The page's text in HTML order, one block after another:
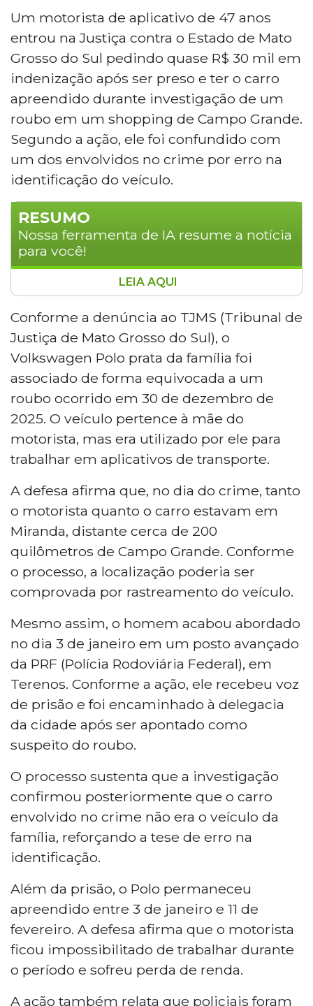
Um motorista de aplicativo de 47 anos
entrou na Justiça contra o Estado de Mato
Grosso do Sul pedindo quase R$ 30 mil em
indenização após ser preso e ter o carro
apreendido durante investigação de um
roubo em um shopping de Campo Grande.
Segundo a ação, ele foi confundido com
um dos envolvidos no crime por erro na
identificação do veículo.
RESUMO
Nossa ferramenta de IA resume a notícia
para você!
Motorista de aplicativo de 47 anos e sua
mãe processam o Estado de Mato Grosso
do Sul pedindo R$ 29.854,39 em
indenização após o veículo da família, um
Volkswagen Polo prata, ser confundido
com um carro roubado em Campo
Grande. O homem foi preso em Terenos
no dia 3 de janeiro e o automóvel ficou
apreendido até 11 de fevereiro,
impedindo-o de trabalhar. A defesa alega
que o carro estava em Miranda no dia do
crime.
LEIA AQUI
Conforme a denúncia ao TJMS (Tribunal de
Justiça de Mato Grosso do Sul), o
Volkswagen Polo prata da família foi
associado de forma equivocada a um
roubo ocorrido em 30 de dezembro de
2025. O veículo pertence à mãe do
motorista, mas era utilizado por ele para
trabalhar em aplicativos de transporte.
A defesa afirma que, no dia do crime, tanto
o motorista quanto o carro estavam em
Miranda, distante cerca de 200
quilômetros de Campo Grande. Conforme
o processo, a localização poderia ser
comprovada por rastreamento do veículo.
Mesmo assim, o homem acabou abordado
no dia 3 de janeiro em um posto avançado
da PRF (Polícia Rodoviária Federal), em
Terenos. Conforme a ação, ele recebeu voz
de prisão e foi encaminhado à delegacia
da cidade após ser apontado como
suspeito do roubo.
O processo sustenta que a investigação
confirmou posteriormente que o carro
envolvido no crime não era o veículo da
família, reforçando a tese de erro na
identificação.
Além da prisão, o Polo permaneceu
apreendido entre 3 de janeiro e 11 de
fevereiro. A defesa afirma que o motorista
ficou impossibilitado de trabalhar durante
o período e sofreu perda de renda.
A ação também relata que policiais foram